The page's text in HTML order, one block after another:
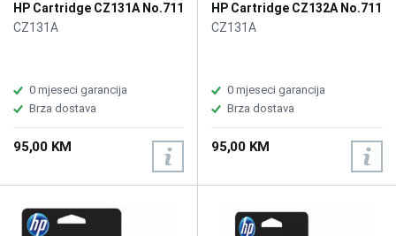
HP Cartridge CZ131A No.711
Magenta
CZ131A
0 mjeseci garancija
Brza dostava
95,00 KM
HP Cartridge CZ132A No.711
Yellow
CZ131A
0 mjeseci garancija
Brza dostava
95,00 KM